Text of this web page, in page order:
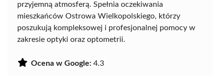
przyjemną atmosferą. Spełnia oczekiwania
mieszkańców Ostrowa Wielkopolskiego, którzy
poszukują kompleksowej i profesjonalnej pomocy w
zakresie optyki oraz optometrii.
Ocena w Google: 4.3